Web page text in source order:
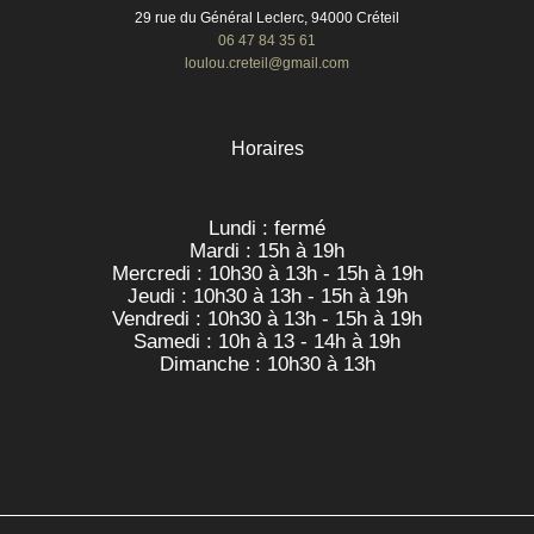
29 rue du Général Leclerc, 94000 Créteil
06 47 84 35 61
loulou.creteil@gmail.com
Horaires
Lundi : fermé
Mardi : 15h à 19h
Mercredi : 10h30 à 13h - 15h à 19h
Jeudi : 10h30 à 13h - 15h à 19h
Vendredi : 10h30 à 13h - 15h à 19h
Samedi : 10h à 13 - 14h à 19h
Dimanche : 10h30 à 13h